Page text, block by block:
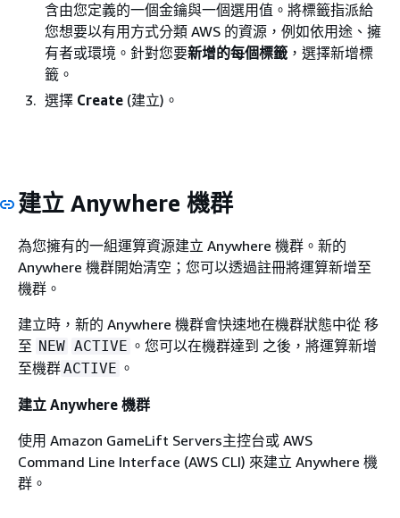
含由您定義的一個金鑰與一個選用值。將標籤指派給
您想要以有用方式分類 AWS 的資源，例如依用途、擁
有者或環境。針對您要新增的每個標籤 ，選擇新增標
籤。
選擇 Create (建立)。
建立 Anywhere 機群
為您擁有的一組運算資源建立 Anywhere 機群。新的
Anywhere 機群開始清空；您可以透過註冊將運算新增至
機群。
建立時，新的 Anywhere 機群會快速地在機群狀態中從 移
至 NEW ACTIVE 。您可以在機群達到 之後，將運算新增
至機群ACTIVE 。
建立 Anywhere 機群
使用 Amazon GameLift Servers主控台或 AWS
Command Line Interface (AWS CLI) 來建立 Anywhere 機
群。